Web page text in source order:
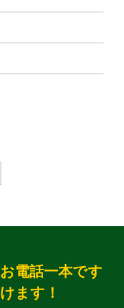
電話一本です
ます！